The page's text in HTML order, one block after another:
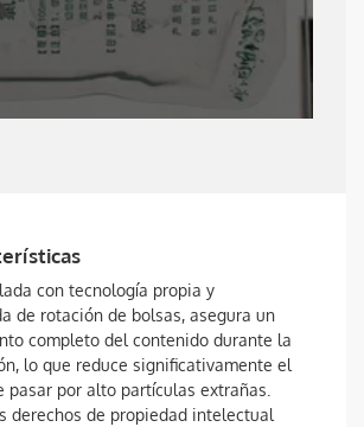
con tecnología propia y
de rotación de bolsas, asegura un
completo del contenido durante la
lo que reduce significativamente el
pasar por alto partículas extrañas.
derechos de propiedad intelectual